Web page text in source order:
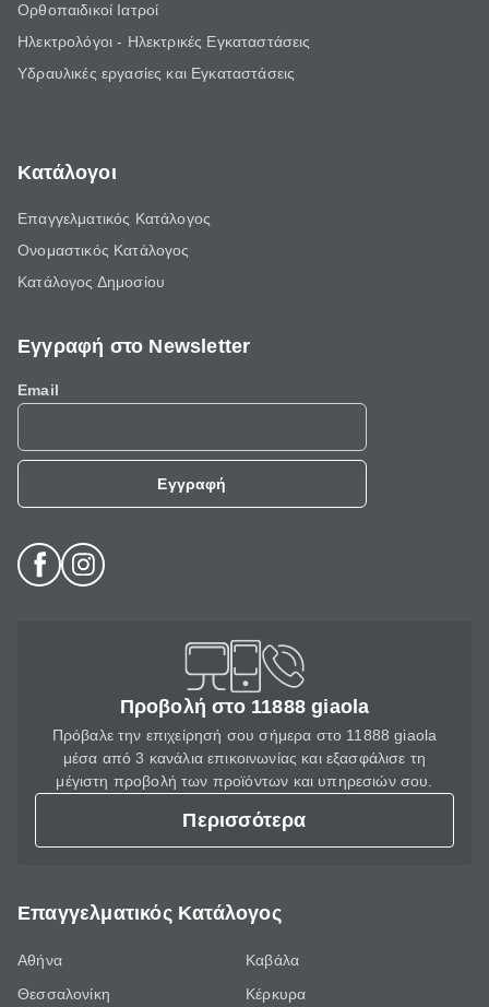
Ορθοπαιδικοί Ιατροί
Ηλεκτρολόγοι - Ηλεκτρικές Εγκαταστάσεις
Υδραυλικές εργασίες και Εγκαταστάσεις
Κατάλογοι
Επαγγελματικός Κατάλογος
Ονομαστικός Κατάλογος
Κατάλογος Δημοσίου
Εγγραφή στο Newsletter
Email
Εγγραφή
Προβολή στο 11888 giaola
Πρόβαλε την επιχείρησή σου σήμερα στο 11888 giaola
μέσα από 3 κανάλια επικοινωνίας και εξασφάλισε τη
μέγιστη προβολή των προϊόντων και υπηρεσιών σου.
Περισσότερα
Επαγγελματικός Κατάλογος
Αθήνα
Θεσσαλονίκη
Καβάλα
Κέρκυρα